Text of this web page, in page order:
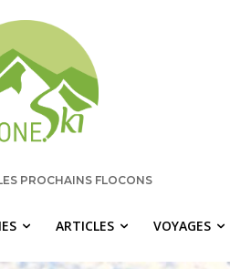
PROCHAINS FLOCONS
ARTICLES VOYAGES